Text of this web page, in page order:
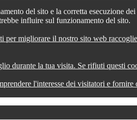
del sito e la corretta esecuzione
influire sul funzionamento del sito.
per migliorare il nostro sito web
durante la tua visita. Se rifiuti questi
l'interesse dei visitatori e